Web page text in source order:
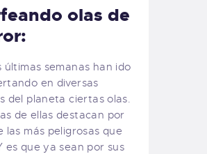
olas de
últimas semanas han ido
en diversas
del planeta ciertas olas.
de ellas destacan por
las más peligrosas que
es que ya sean por sus